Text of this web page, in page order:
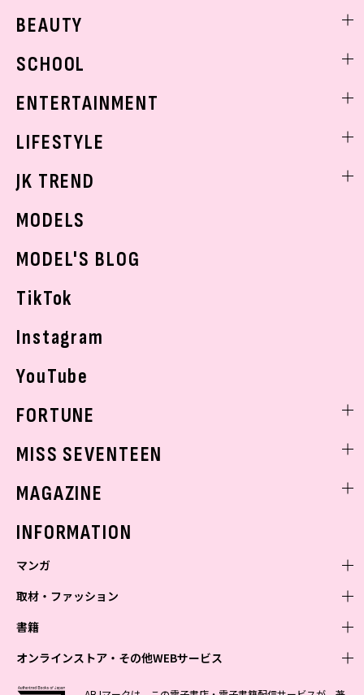
着回し
BEAUTY
ベストコスメ
ボディケア
SCHOOL
学校ヘアメイク
ENTERTAINMENT
K-POP
LIFESTYLE
モデルの購入品
JK TREND
MODELS
MODEL'S BLOG
TikTok
Instagram
YouTube
FORTUNE
MISS SEVENTEEN
MAGAZINE
INFORMATION
マンガ
少年マンガ
Vジャンプ
最強ジャンプ
青年マンガ
少女マンガ
女性マンガ
取材・ファッション
ファッション・美容
芸能・情報・スポーツ
書籍
文芸・文庫・総合
学芸・ノンフィクション・新書
オンラインストア・その他WEBサービス
オンラインストア